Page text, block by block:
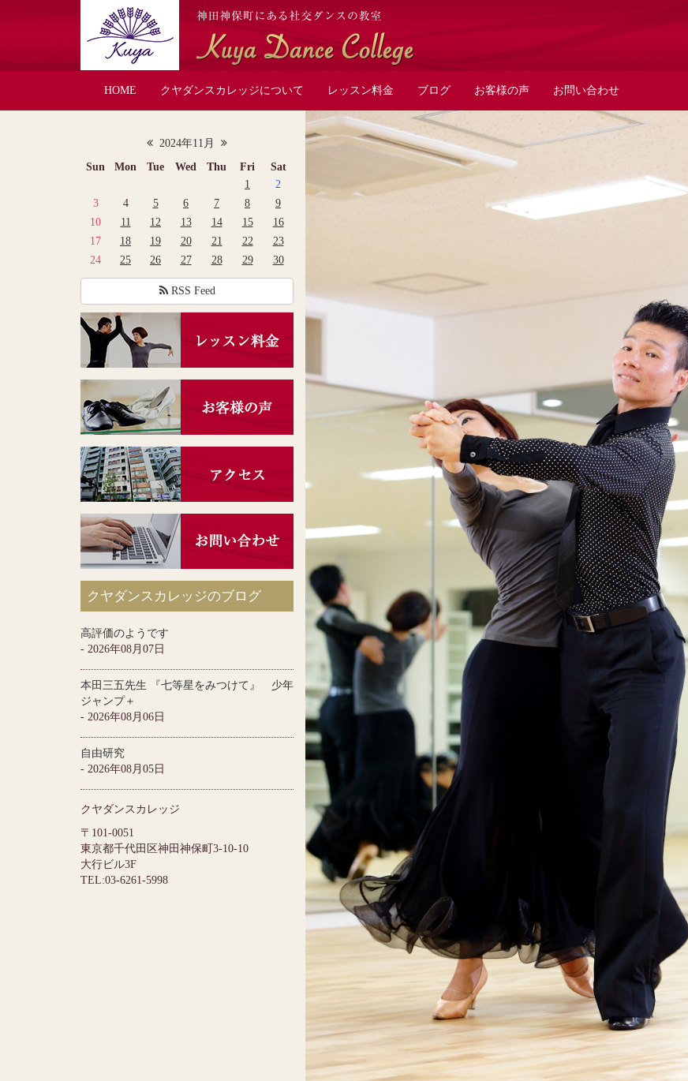
HOME クヤダンスカレッジについて レッスン料金 ブログ お客様の声 お問い合わせ
2024年11月
Sun
Mon Tue Wed Thu Fri
Sat
1
2
3
4 5 6 7 8
9
10
11 12 13 14 15
16
17
18 19 20 21 22
23
24
25 26 27 28 29 30
RSS Feed
クヤダンスカレッジのブログ
高評価のようです
- 2026年08月07日
本田三五先生 『七等星をみつけて』 少年
ジャンプ＋
- 2026年08月06日
自由研究
- 2026年08月05日
クヤダンスカレッジ
〒101-0051
東京都千代田区神田神保町3-10-10
大行ビル3F
TEL:03-6261-5998